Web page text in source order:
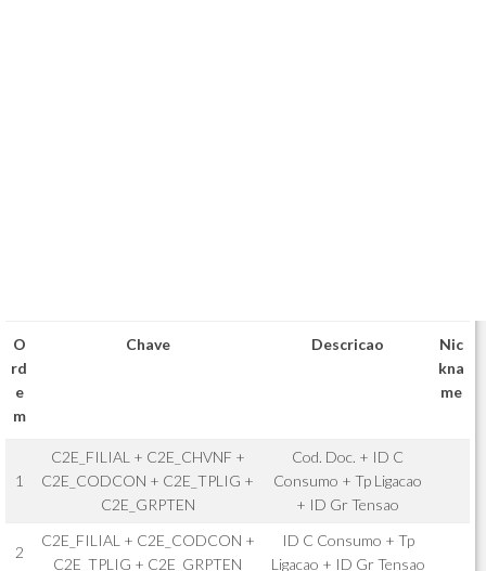
O
rd
e
m
Chave Descricao
Nic
kna
me
1
C2E_FILIAL + C2E_CHVNF +
C2E_CODCON + C2E_TPLIG +
C2E_GRPTEN
Cod. Doc. + ID C
Consumo + Tp Ligacao
+ ID Gr Tensao
2
C2E_FILIAL + C2E_CODCON +
C2E_TPLIG + C2E_GRPTEN
ID C Consumo + Tp
Ligacao + ID Gr Tensao